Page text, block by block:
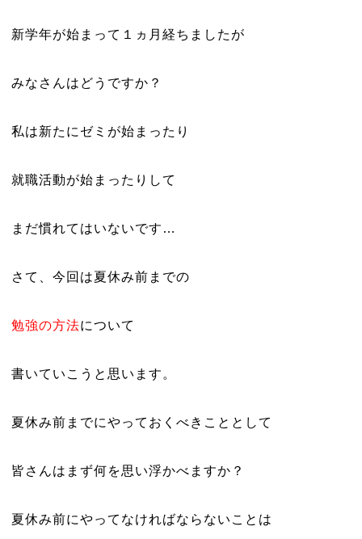
新学年が始まって１ヵ月経ちましたが
みなさんはどうですか？
私は新たにゼミが始まったり
就職活動が始まったりして
まだ慣れてはいないです…
さて、今回は夏休み前までの
勉強の方法について
書いていこうと思います。
夏休み前までにやっておくべきこととして
皆さんはまず何を思い浮かべますか？
夏休み前にやってなければならないことは